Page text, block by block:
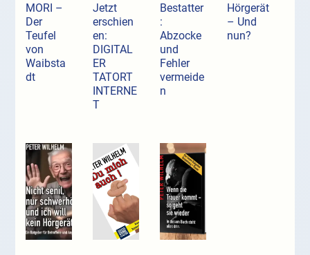
MORI –
Der
Teufel
von
Waibsta
dt
Jetzt
erschien
en:
DIGITAL
ER
TATORT
INTERNE
T
Bestatter
:
Abzocke
und
Fehler
vermeide
n
Hörgerät
– Und
nun?